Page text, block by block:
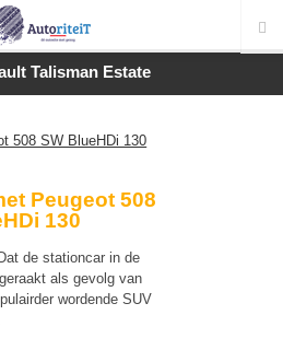
Talisman Estate
Peugeot 508
130
de stationcar in de
als gevolg van
wordende SUV